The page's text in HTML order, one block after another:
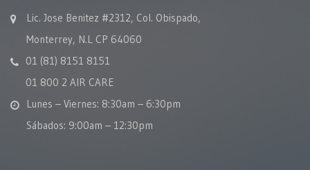
Lic. Jose Benitez #2312, Col. Obispado,
Monterrey, N.L CP 64060
01 (81) 8151 8151
01 800 2 AIR CARE
Lunes – Viernes: 8:30am – 6:30pm
Sábados: 9:00am – 12:30pm